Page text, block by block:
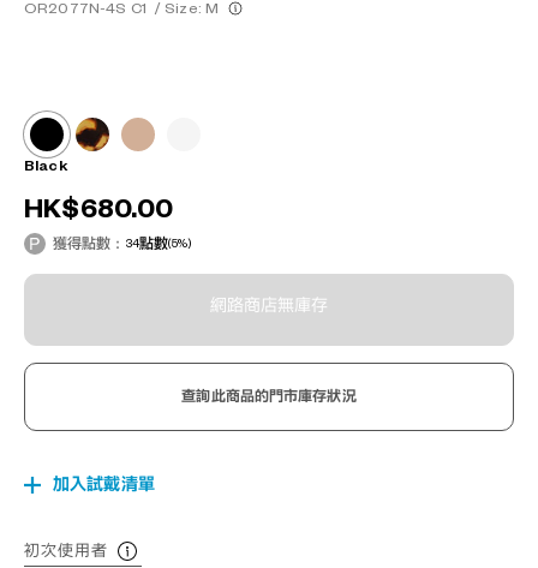
OR2077N-4S C1 / Size: M
Black
HK$680.00
獲得點數： 34點數(5%)
網路商店無庫存
查詢此商品的門市庫存狀況
加入試戴清單
初次使用者